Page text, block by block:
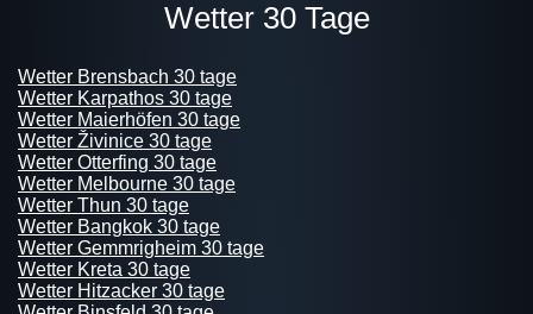
Wetter 30 Tage
Wetter Brensbach 30 tage
Wetter Karpathos 30 tage
Wetter Maierhöfen 30 tage
Wetter Živinice 30 tage
Wetter Otterfing 30 tage
Wetter Melbourne 30 tage
Wetter Thun 30 tage
Wetter Bangkok 30 tage
Wetter Gemmrigheim 30 tage
Wetter Kreta 30 tage
Wetter Hitzacker 30 tage